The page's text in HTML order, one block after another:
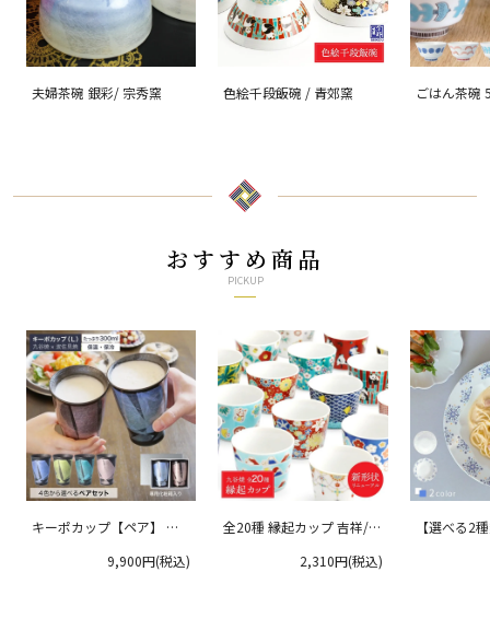
夫婦茶碗 銀彩/ 宗秀窯 色絵千段飯碗 / 青郊窯
ごはん茶碗
おすすめ商品
PICKUP
キーポカップ【ペア】 ラ
9,900円(税込)
全20種 縁起カップ 吉祥/青
2,310円(税込)
【選べる2